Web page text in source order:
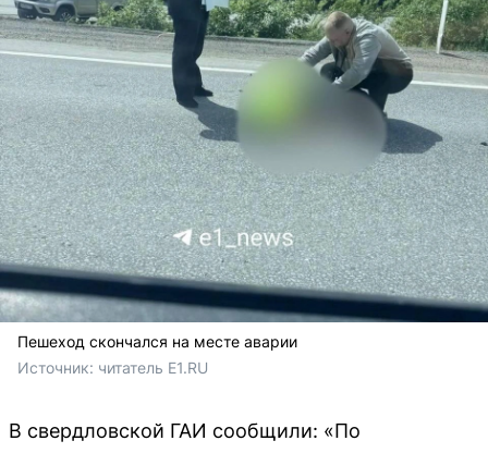
Пешеход скончался на месте аварии
Источник: читатель E1.RU
В свердловской ГАИ сообщили: «По